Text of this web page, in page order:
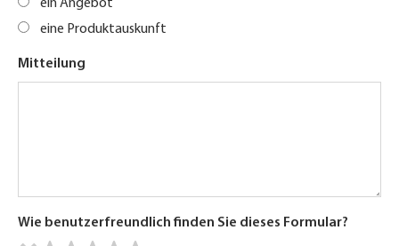
ein Angebot
eine Produktauskunft
Mitteilung
Wie benutzerfreundlich finden Sie dieses Formular?